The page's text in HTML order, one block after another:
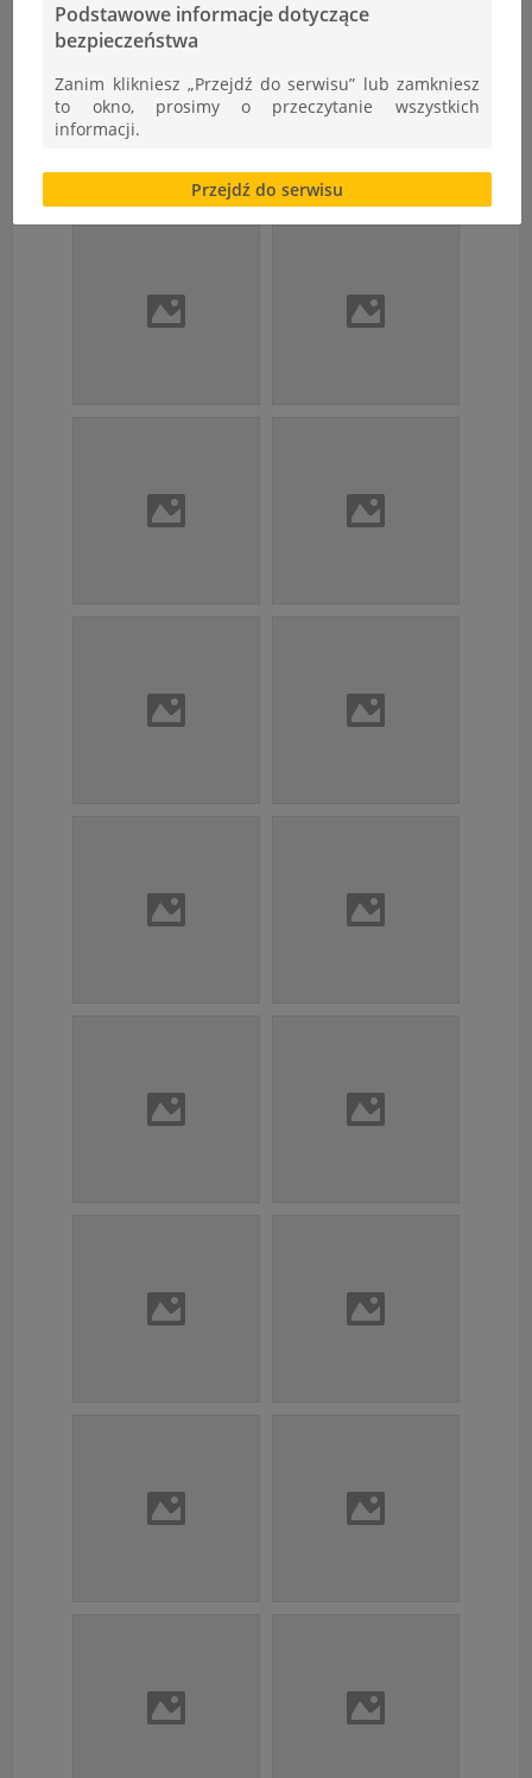
Podstawowe informacje dotyczące
bezpieczeństwa
Zanim klikniesz „Przejdź do serwisu” lub zamkniesz
to okno, prosimy o przeczytanie wszystkich
informacji.
Brak zgody bądź ograniczenie funkcjonalności plików
cookies lub local storage, może utrudnić lub
uniemożliwić korzystanie z Serwisu.
czas w sekcji
Przejdź do serwisu